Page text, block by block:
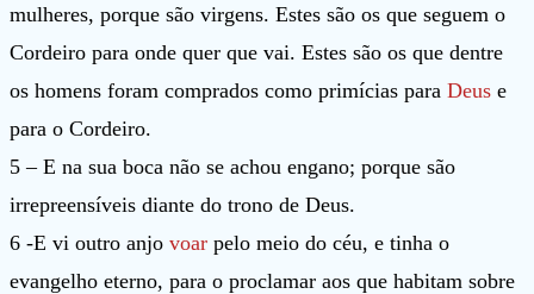
mulheres, porque são virgens. Estes são os que seguem o
Cordeiro para onde quer que vai. Estes são os que dentre
os homens foram comprados como primícias para Deus e
para o Cordeiro.
5 – E na sua boca não se achou engano; porque são
irrepreensíveis diante do trono de Deus.
6 -E vi outro anjo voar pelo meio do céu, e tinha o
evangelho eterno, para o proclamar aos que habitam sobre